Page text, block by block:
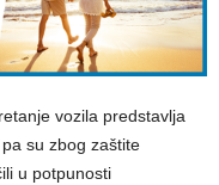
vozila predstavlja
su zbog zaštite
u potpunosti